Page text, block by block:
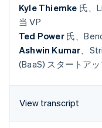
Kyle Thiemke 氏、
当 VP
Ted Power氏、
Ashwin Kumar、
(BaaS) スタートア
View transcript